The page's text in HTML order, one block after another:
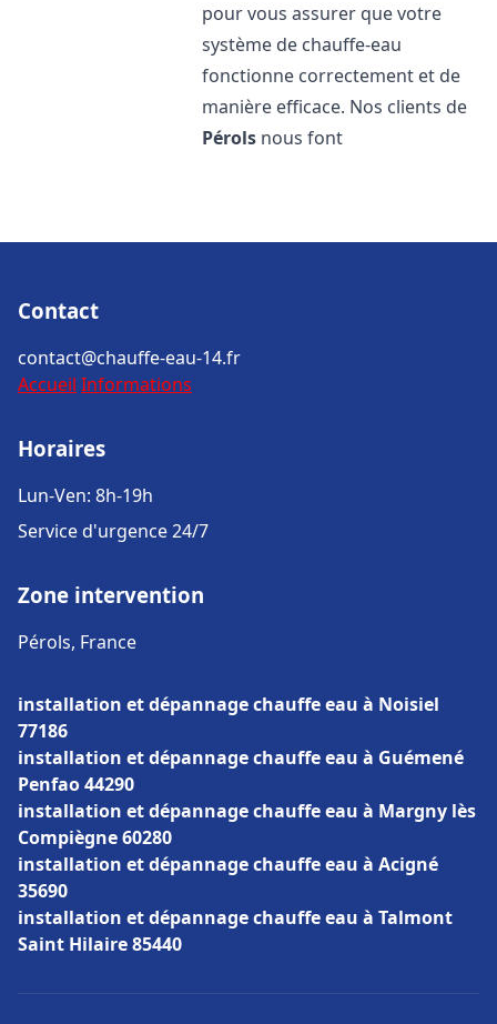
pour vous assurer que votre
système de chauffe-eau
fonctionne correctement et de
manière efficace. Nos clients de
Pérols nous font
Contact
contact@chauffe-eau-14.fr
Accueil Informations
Horaires
Lun-Ven: 8h-19h
Service d'urgence 24/7
Zone intervention
Pérols, France
installation et dépannage chauffe eau à Noisiel
77186
installation et dépannage chauffe eau à Guémené
Penfao 44290
installation et dépannage chauffe eau à Margny lès
Compiègne 60280
installation et dépannage chauffe eau à Acigné
35690
installation et dépannage chauffe eau à Talmont
Saint Hilaire 85440